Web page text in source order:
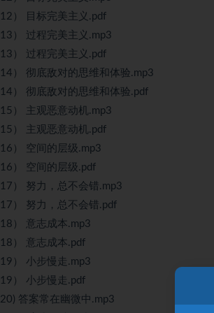
12） 目标完美主义.pdf
13） 过程完美主义.mp3
13） 过程完美主义.pdf
14） 彻底敌对的思维和体验.mp3
14） 彻底敌对的思维和体验.pdf
15） 主观恶意动机.mp3
15） 主观恶意动机.pdf
16） 空间的层级.mp3
16） 空间的层级.pdf
17） 努力，总不会错.mp3
17） 努力，总不会错.pdf
18） 意志成本.mp3
18） 意志成本.pdf
19） 小步慢走.mp3
19） 小步慢走.pdf
20) 答案常在幽微中.mp3